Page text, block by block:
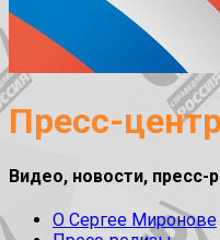
Пресс-
Видео, новости,
О Сергее Миронове